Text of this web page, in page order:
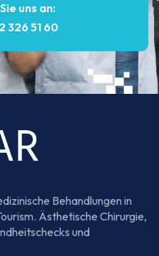
uns an:
326 51 60
Behandlungen in
Ästhetische Chirurgie,
und